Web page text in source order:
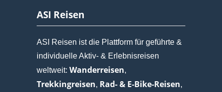
ASI Reisen
ASI Reisen ist die Plattform für geführte &
individuelle Aktiv- & Erlebnisreisen
weltweit: Wanderreisen,
Trekkingreisen, Rad- & E-Bike-Reisen,